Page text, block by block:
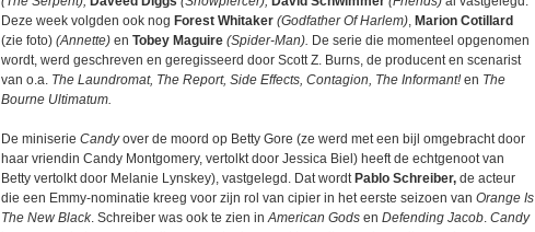
Deze week volgden ook nog Forest Whitaker (Godfather Of Harlem), Marion Cotillard
(zie foto) (Annette) en Tobey Maguire (Spider-Man). De serie die momenteel opgenomen
wordt, werd geschreven en geregisseerd door Scott Z. Burns, de producent en scenarist
van o.a. The Laundromat, The Report, Side Effects, Contagion, The Informant!en The
Bourne Ultimatum.
De miniserie Candyover de moord op Betty Gore (ze werd met een bijl omgebracht door
haar vriendin Candy Montgomery, vertolkt door Jessica Biel) heeft de echtgenoot van
Betty vertolkt door Melanie Lynskey), vastgelegd. Dat wordt Pablo Schreiber, de acteur
die een Emmy-nominatie kreeg voor zijn rol van cipier in het eerste seizoen van Orange Is
The New Black. Schreiber was ook te zien inAmerican Gods en Defending Jacob. Candy